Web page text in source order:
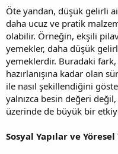
Öte yandan, düşük gelirli
daha ucuz ve pratik
olabilir. Örneğin, ekşili
yemekler, daha düşük
yemeklerdir. Buradaki
hazırlanışına kadar olan
ile nasıl şekillendiğini
yalnızca besin değeri
üzerinde de büyük bir
Sosyal Yapılar ve